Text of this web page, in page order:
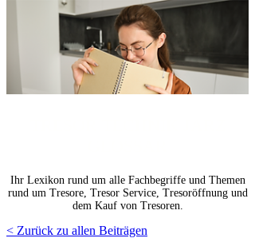
Ihr Lexikon rund um alle Fachbegriffe und Themen
rund um Tresore, Tresor Service, Tresoröffnung und
dem Kauf von Tresoren.
< Zurück zu allen Beiträgen